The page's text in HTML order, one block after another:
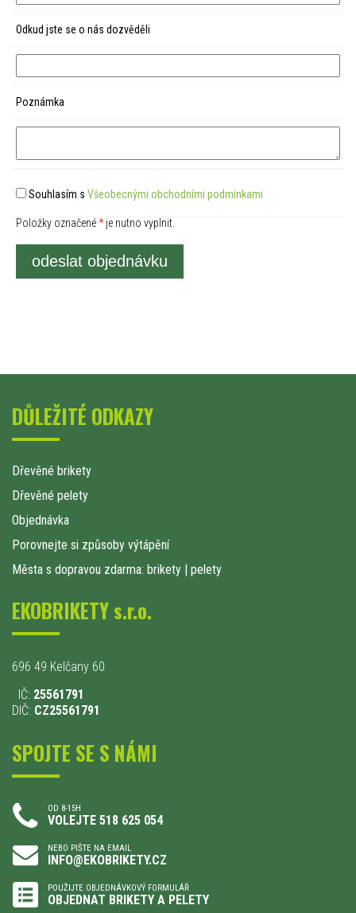
Odkud jste se o nás dozvěděli
Poznámka
Souhlasím s Všeobecnými obchodními podmínkami
Položky označené*je nutno vyplnit.
odeslat objednávku
DŮLEŽITÉ ODKAZY
Dřevěné brikety
Dřevěné pelety
Objednávka
Porovnejte si způsoby výtápění
Města s dopravou zdarma: brikety | pelety
EKOBRIKETY s.r.o.
696 49 Kelčany 60
IČ: 25561791
DIČ: CZ25561791
SPOJTE SE S NÁMI
OD 8-15H
VOLEJTE 518 625 054
NEBO PIŠTE NA EMAIL
INFO@EKOBRIKETY.CZ
POUŽIJTE OBJEDNÁVKOVÝ FORMULÁŘ
OBJEDNAT BRIKETY A PELETY